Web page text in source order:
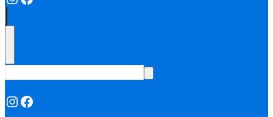
Instagram
Facebook